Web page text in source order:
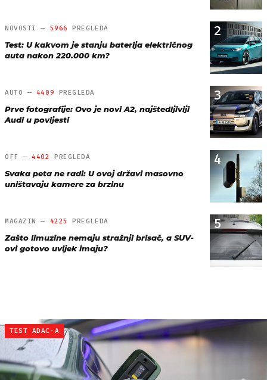
2
NOVOSTI — 5966 PREGLEDA
Test: U kakvom je stanju baterija električnog
auta nakon 220.000 km?
3
AUTO — 4409 PREGLEDA
Prve fotografije: Ovo je novi A2, najštedljiviji
Audi u povijesti
4
OFF —4402 PREGLEDA
Svaka peta ne radi: U ovoj državi masovno
uništavaju kamere za brzinu
5
MAGAZIN — 4225 PREGLEDA
Zašto limuzine nemaju stražnji brisač, a SUV-
ovi gotovo uvijek imaju?
TEST ADAC-A